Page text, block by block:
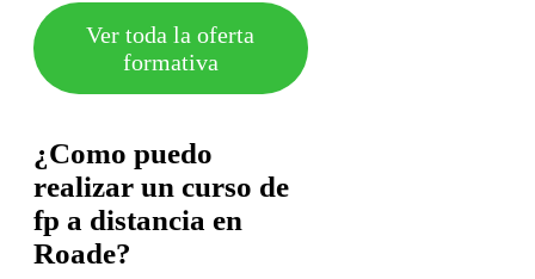
Ver toda la oferta
formativa
¿Como puedo
realizar un curso de
fp a distancia en
Roade?